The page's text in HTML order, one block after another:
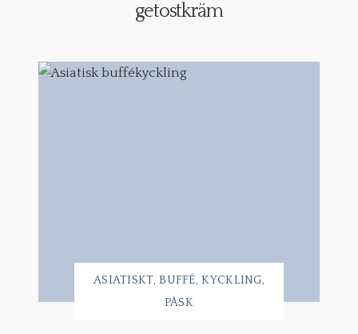
getostkräm
ASIATISKT BUFFÉ KYCKLING
PÅSK